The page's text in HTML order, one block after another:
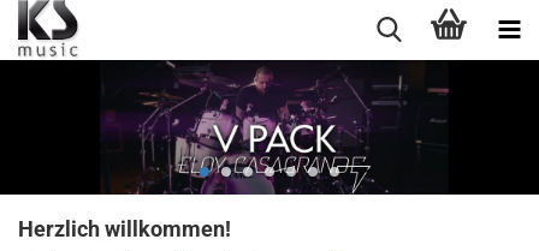
Herzlich willkommen!